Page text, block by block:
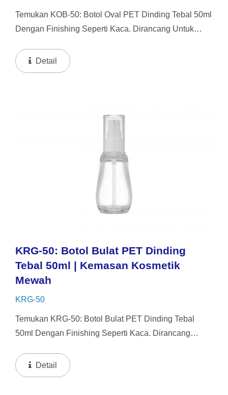
Temukan KOB-50: Botol Oval PET Dinding Tebal 50ml
Dengan Finishing Seperti Kaca. Dirancang Untuk
Tampilan Mewah Dari Kaca Sambil Tetap Tahan
Pecah Dan Ringan...
Detail
KRG-50: Botol Bulat PET Dinding
Tebal 50ml | Kemasan Kosmetik
Mewah
KRG-50
Temukan KRG-50: Botol Bulat PET Dinding Tebal
50ml Dengan Finishing Seperti Kaca. Dirancang
Tampilan Mewah Dari Kaca Sambil Tetap Tahan
Pecah Dan Ringan...
Detail